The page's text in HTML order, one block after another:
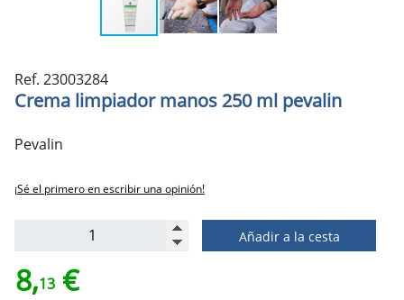
Ref. 23003284
Crema limpiador manos 250 ml pevalin
Pevalin
¡Sé el primero en escribir una opinión!
Añadir a la cesta
8,13 €